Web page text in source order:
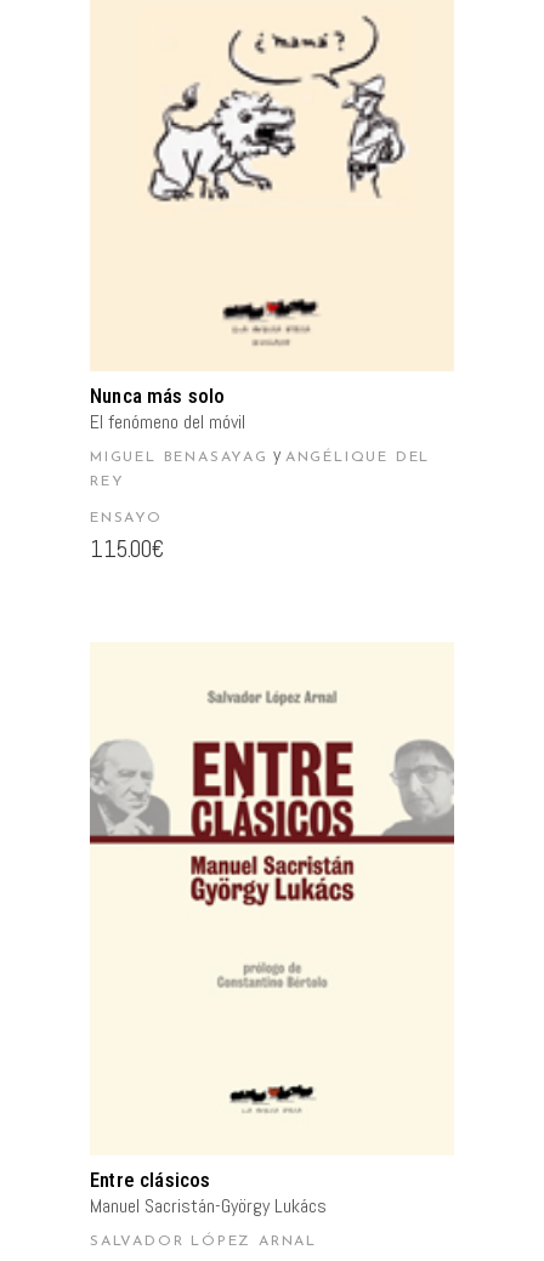
AÑADIR AL CARRITO
Nunca más solo
El fenómeno del móvil
MIGUEL BENASAYAG y ANGÉLIQUE DEL
REY
ENSAYO
115.00€
AÑADIR AL CARRITO
Entre clásicos
Manuel Sacristán-György Lukács
SALVADOR LÓPEZ ARNAL